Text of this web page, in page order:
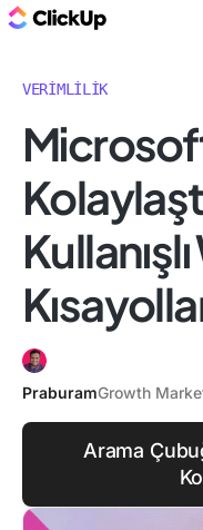
VERIMLILIK
PraburamGrowth
Arama